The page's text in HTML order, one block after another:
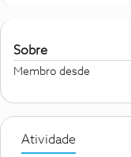
Sobre
Membro desde
Atividade